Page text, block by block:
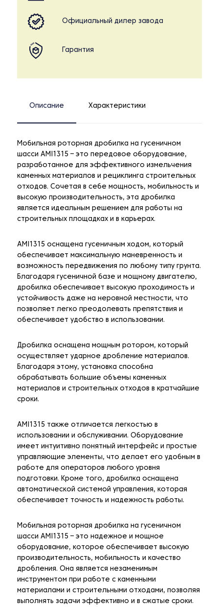
Официальный дилер завода
Гарантия
Описание Характеристики
Мобильная роторная дробилка на гусеничном
шасси AMI1315 – это передовое оборудование,
разработанное для эффективного измельчения
каменных материалов и рециклинга строительных
отходов. Сочетая в себе мощность, мобильность и
высокую производительность, эта дробилка
является идеальным решением для работы на
строительных площадках и в карьерах.
AMI1315 оснащена гусеничным ходом, который
обеспечивает максимальную маневренность и
возможность передвижения по любому типу грунта.
Благодаря гусеничной базе и мощному двигателю,
дробилка обеспечивает высокую проходимость и
устойчивость даже на неровной местности, что
позволяет легко преодолевать препятствия и
обеспечивает удобство в использовании.
Дробилка оснащена мощным ротором, который
осуществляет ударное дробление материалов.
Благодаря этому, установка способна
обрабатывать большие объемы каменных
материалов и строительных отходов в кратчайшие
сроки.
AMI1315 также отличается легкостью в
использовании и обслуживании. Оборудование
имеет интуитивно понятный интерфейс и простые
управляющие элементы, что делает его удобным в
работе для операторов любого уровня
подготовки. Кроме того, дробилка оснащена
автоматической системой управления, которая
обеспечивает точность и надежность работы.
Мобильная роторная дробилка на гусеничном
шасси AMI1315 – это надежное и мощное
оборудование, которое обеспечивает высокую
производительность, мобильность и качество
дробления. Она является незаменимым
инструментом при работе с каменными
материалами и строительными отходами, позволяя
выполнять задачи эффективно и в сжатые сроки.